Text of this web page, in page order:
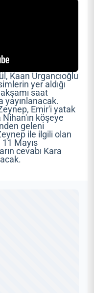
Kaan Urgancıoğlu
yer aldığı
saat
yayınlanacak.
Emir'i yatak
köşeye
geleni
ile ilgili olan
Mayıs
cevabı Kara